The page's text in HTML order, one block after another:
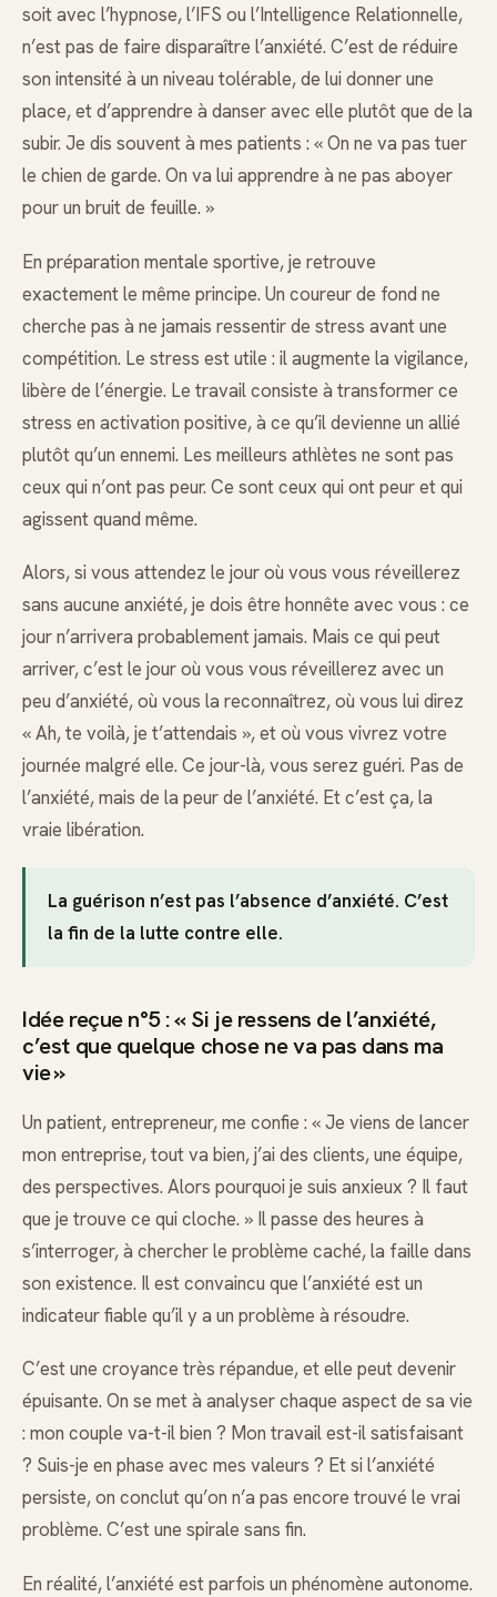
soit avec l’hypnose, l’IFS ou l’Intelligence Relationnelle,
n’est pas de faire disparaître l’anxiété. C’est de réduire
son intensité à un niveau tolérable, de lui donner une
place, et d’apprendre à danser avec elle plutôt que de la
subir. Je dis souvent à mes patients : « On ne va pas tuer
le chien de garde. On va lui apprendre à ne pas aboyer
pour un bruit de feuille. »
En préparation mentale sportive, je retrouve
exactement le même principe. Un coureur de fond ne
cherche pas à ne jamais ressentir de stress avant une
compétition. Le stress est utile : il augmente la vigilance,
libère de l’énergie. Le travail consiste à transformer ce
stress en activation positive, à ce qu’il devienne un allié
plutôt qu’un ennemi. Les meilleurs athlètes ne sont pas
ceux qui n’ont pas peur. Ce sont ceux qui ont peur et qui
agissent quand même.
Alors, si vous attendez le jour où vous vous réveillerez
sans aucune anxiété, je dois être honnête avec vous : ce
jour n’arrivera probablement jamais. Mais ce qui peut
arriver, c’est le jour où vous vous réveillerez avec un
peu d’anxiété, où vous la reconnaîtrez, où vous lui direz
« Ah, te voilà, je t’attendais », et où vous vivrez votre
journée malgré elle. Ce jour-là, vous serez guéri. Pas de
l’anxiété, mais de la peur de l’anxiété. Et c’est ça, la
vraie libération.
La guérison n’est pas l’absence d’anxiété. C’est
la fin de la lutte contre elle.
Idée reçue n°5 : « Si je ressens de l’anxiété,
c’est que quelque chose ne va pas dans ma
vie »
Un patient, entrepreneur, me confie : « Je viens de lancer
mon entreprise, tout va bien, j’ai des clients, une équipe,
des perspectives. Alors pourquoi je suis anxieux ? Il faut
que je trouve ce qui cloche. » Il passe des heures à
s’interroger, à chercher le problème caché, la faille dans
son existence. Il est convaincu que l’anxiété est un
indicateur fiable qu’il y a un problème à résoudre.
C’est une croyance très répandue, et elle peut devenir
épuisante. On se met à analyser chaque aspect de sa vie
: mon couple va-t-il bien ? Mon travail est-il satisfaisant
? Suis-je en phase avec mes valeurs ? Et si l’anxiété
persiste, on conclut qu’on n’a pas encore trouvé le vrai
problème. C’est une spirale sans fin.
En réalité, l’anxiété est parfois un phénomène autonome.